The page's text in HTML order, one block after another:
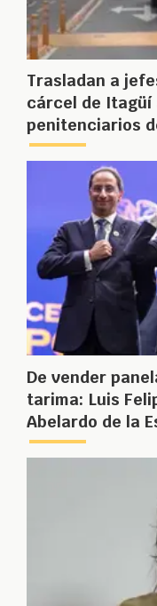
Trasladan a
cárcel de
penitenciarios
De vender
tarima: Luis
Abelardo de la